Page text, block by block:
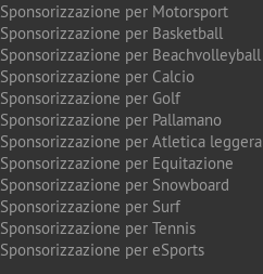
Sponsorizzazione per Motorsport
Sponsorizzazione per Basketball
Sponsorizzazione per Beachvolleyball
Sponsorizzazione per Calcio
Sponsorizzazione per Golf
Sponsorizzazione per Pallamano
Sponsorizzazione per Atletica leggera
Sponsorizzazione per Equitazione
Sponsorizzazione per Snowboard
Sponsorizzazione per Surf
Sponsorizzazione per Tennis
Sponsorizzazione per eSports